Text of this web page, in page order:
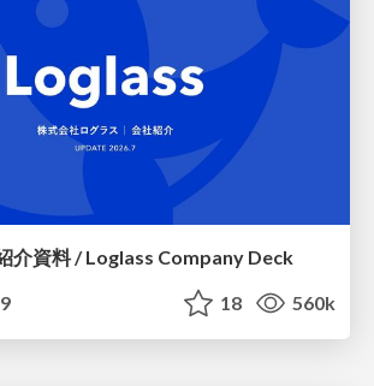
介資料 / Loglass Company Deck
18 560k